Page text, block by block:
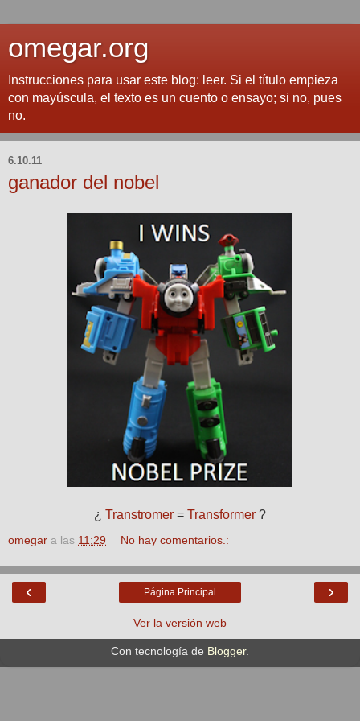
omegar.org
Instrucciones para usar este blog: leer. Si el título empieza
con mayúscula, el texto es un cuento o ensayo; si no, pues
no.
6.10.11
ganador del nobel
¿ Transtromer = Transformer ?
omegar a las 11:29 No hay comentarios.:
‹ ›
Página Principal
Ver la versión web
Con tecnología de Blogger.